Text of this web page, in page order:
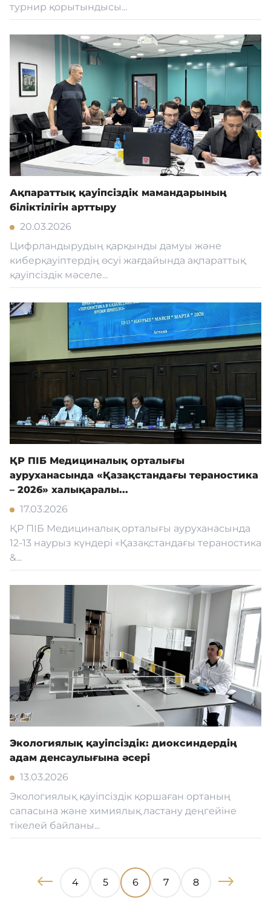
турнир қорытындысы...
Ақпараттық қауіпсіздік мамандарының
біліктілігін арттыру
20.03.2026
Цифрландырудың қарқынды дамуы және
киберқауіптердің өсуі жағдайында ақпараттық
қауіпсіздік мәселе...
ҚР ПІБ Медициналық орталығы
ауруханасында «Қазақстандағы тераностика
– 2026» халықаралы...
17.03.2026
ҚР ПІБ Медициналық орталығы ауруханасында
12-13 наурыз күндері «Қазақстандағы тераностика
&...
Экологиялық қауіпсіздік: диоксиндердің
адам денсаулығына әсері
13.03.2026
Экологиялық қауіпсіздік қоршаған ортаның
сапасына және химиялық ластану деңгейіне
тікелей байланы...
4 5 6 7 8